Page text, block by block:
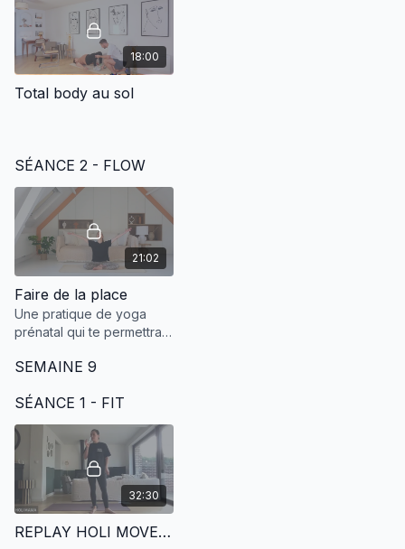
18:00
Total body au sol
SÉANCE 2 - FLOW
21:02
Faire de la place
Une pratique de yoga
prénatal qui te permettra
entre le haut de ton utérus
mieux respirer.
SEMAINE 9
SÉANCE 1 - FIT
32:30
REPLAY HOLI MOVE | HIIT SANS IMPACT - JAMBES & ABDOS - 06.12